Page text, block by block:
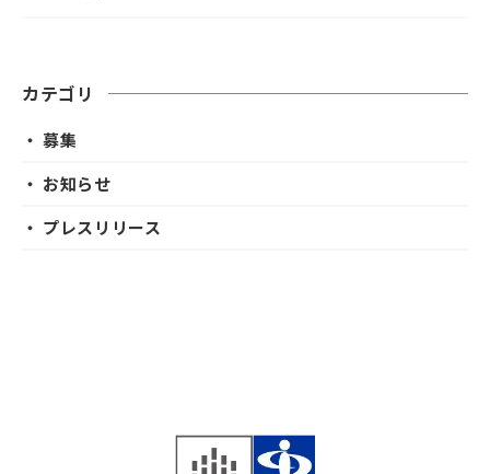
カテゴリ
・ 募集
・ お知らせ
・ プレスリリース